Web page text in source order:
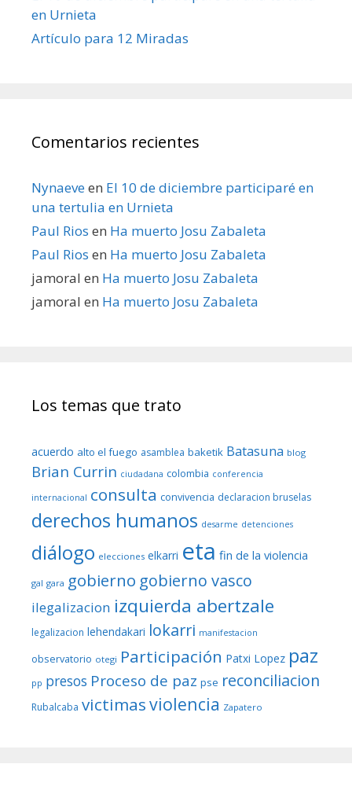
en Urnieta
Artículo para 12 Miradas
Comentarios recientes
Nynaeveen El 10 de diciembre participaré en
una tertulia en Urnieta
Paul Rios en Ha muerto Josu Zabaleta
Paul Rios en Ha muerto Josu Zabaleta
jamoral en Ha muerto Josu Zabaleta
jamoral en Ha muerto Josu Zabaleta
Los temas que trato
acuerdo alto el fuego asamblea baketik Batasuna blog
Brian Currin ciudadana colombia conferencia
internacional consulta convivencia declaracion bruselas
derechos humanos desarme detenciones
diálogo elecciones elkarri eta fin de la violencia
gal gara gobierno gobierno vasco
ilegalizacion izquierda abertzale
legalizacion lehendakari lokarri manifestacion
observatorio otegi Participación Patxi Lopez paz
pp presos Proceso de paz pse reconciliacion
Rubalcaba victimasviolencia Zapatero